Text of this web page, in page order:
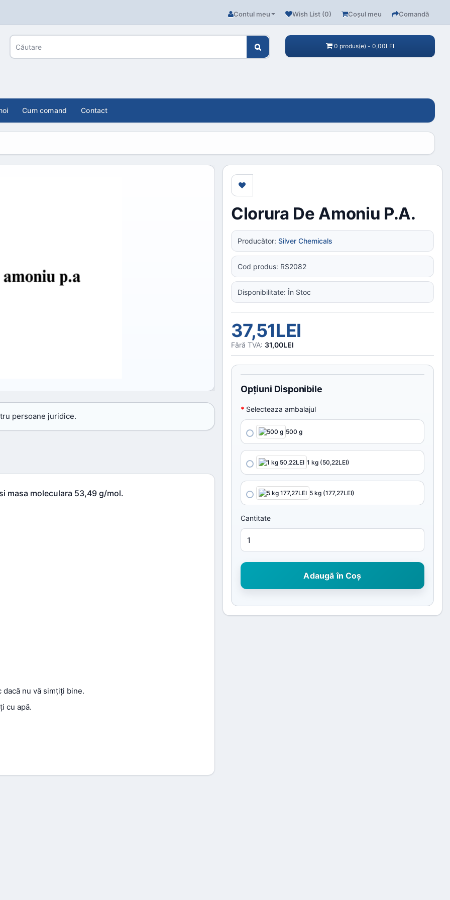
Contul meu Wish List (0) Coşul meu Comandă
0 produs(e) - 0,00LEI
Cum comand Contact
persoane juridice.
masa moleculara 53,49 g/mol.
nu vă simțiți bine.
cu apă.
Clorura De Amoniu P.a.
Producător: Silver Chemicals
Cod produs: RS2082
Disponibilitate: În Stoc
37,51LEI
Fără TVA: 31,00LEI
Opţiuni Disponibile
Selecteaza ambalajul
500 g
1 kg (50,22LEI)
5 kg (177,27LEI)
Cantitate
Adaugă în Coş